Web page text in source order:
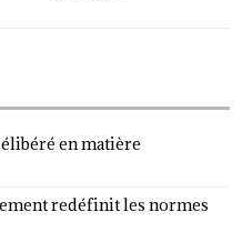
en matière
redéfinit les normes